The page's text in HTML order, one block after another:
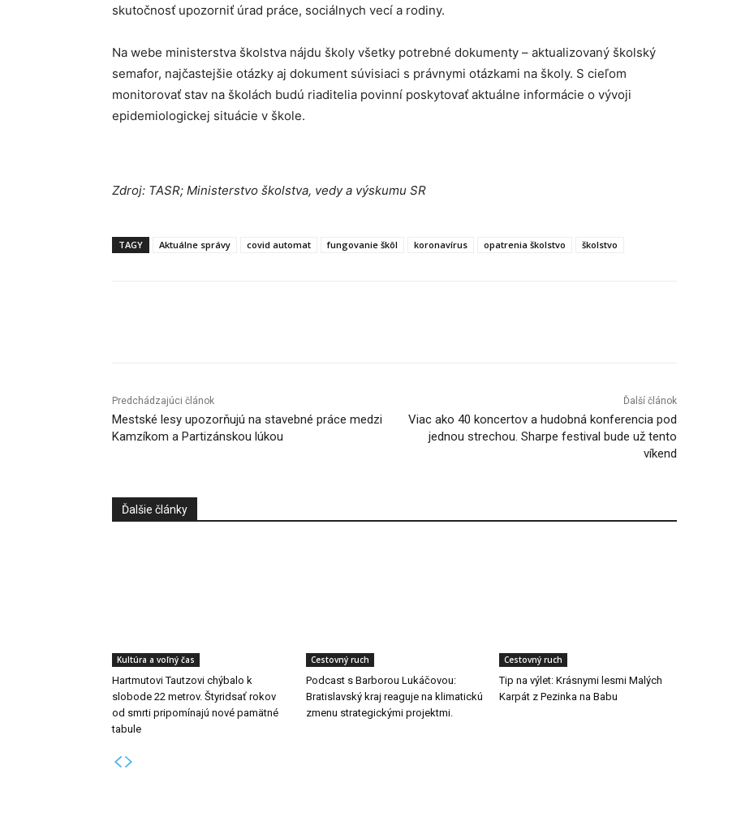
skutočnosť upozorniť úrad práce, sociálnych vecí a rodiny.
Na webe ministerstva školstva nájdu školy všetky potrebné dokumenty – aktualizovaný školský
semafor, najčastejšie otázky aj dokument súvisiaci s právnymi otázkami na školy. S cieľom
monitorovať stav na školách budú riaditelia povinní poskytovať aktuálne informácie o vývoji
epidemiologickej situácie v škole.
Zdroj: TASR; Ministerstvo školstva, vedy a výskumu SR
TAGY Aktuálne správy covid automat fungovanie škôl koronavírus opatrenia školstvo školstvo
Predchádzajúci článok
Mestské lesy upozorňujú na stavebné práce medzi
Kamzíkom a Partizánskou lúkou
Ďalší článok
Viac ako 40 koncertov a hudobná konferencia pod
jednou strechou. Sharpe festival bude už tento
víkend
Ďalšie články
Kultúra a voľný čas
Hartmutovi Tautzovi chýbalo k
slobode 22 metrov. Štyridsať rokov
od smrti pripomínajú nové pamätné
tabule
Cestovný ruch
Podcast s Barborou Lukáčovou:
Bratislavský kraj reaguje na klimatickú
zmenu strategickými projektmi.
Cestovný ruch
Tip na výlet: Krásnymi lesmi Malých
Karpát z Pezinka na Babu